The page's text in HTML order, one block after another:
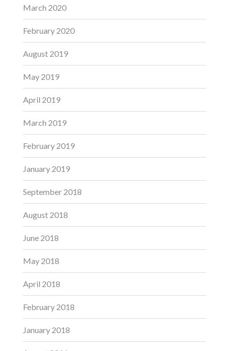
March 2020
February 2020
August 2019
May 2019
April 2019
March 2019
February 2019
January 2019
September 2018
August 2018
June 2018
May 2018
April 2018
February 2018
January 2018